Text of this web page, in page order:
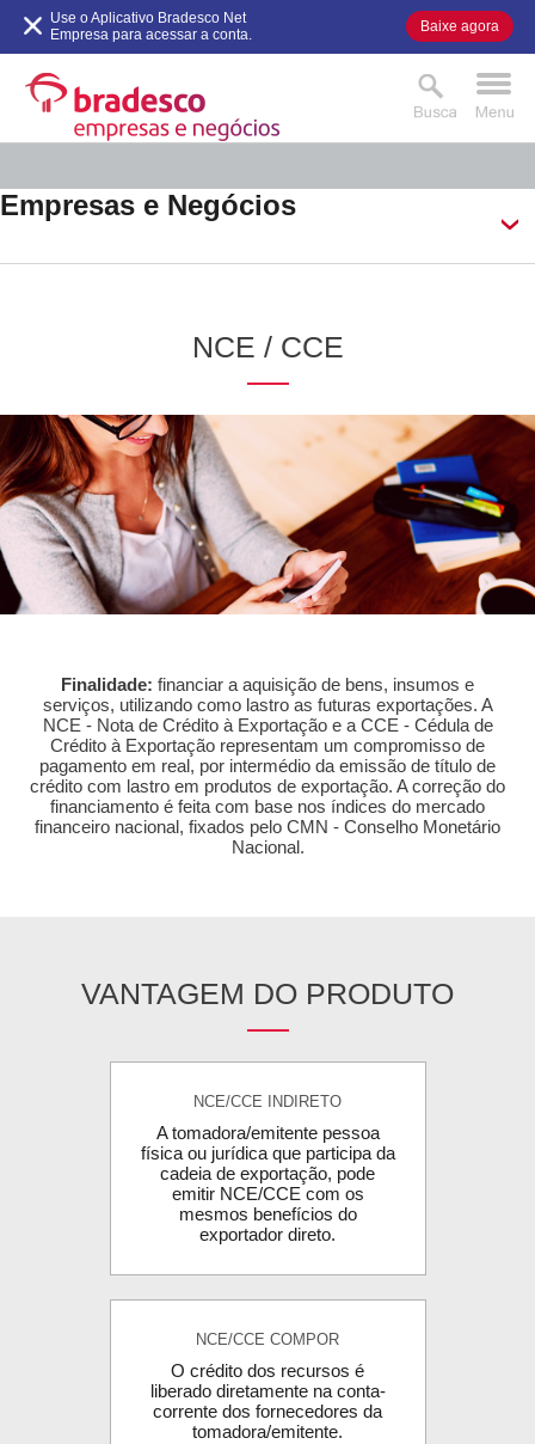
VER AGORA
Empresas e Negócios
NCE / CCE
Finalidade: financiar a aquisição de bens, insumos e
serviços, utilizando como lastro as futuras exportações. A
NCE - Nota de Crédito à Exportação e a CCE - Cédula de
Crédito à Exportação representam um compromisso de
pagamento em real, por intermédio da emissão de título de
crédito com lastro em produtos de exportação. A correção do
financiamento é feita com base nos índices do mercado
financeiro nacional, fixados pelo CMN - Conselho Monetário
Nacional.
VANTAGEM DO PRODUTO
NCE/CCE INDIRETO
A tomadora/emitente pessoa
física ou jurídica que participa da
cadeia de exportação, pode
emitir NCE/CCE com os
mesmos benefícios do
exportador direto.
NCE/CCE COMPOR
O crédito dos recursos é
liberado diretamente na conta-
corrente dos fornecedores da
tomadora/emitente.
Use o Aplicativo Bradesco Net
Empresa para acessar a conta.
Baixe agora